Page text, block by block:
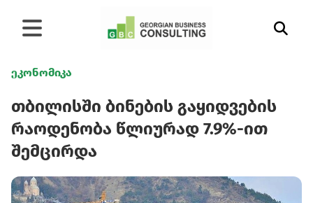
ეკონომიკა
თბილისში ბინების გაყიდვების
რაოდენობა წლიურად 7.9%-ით
შემცირდა